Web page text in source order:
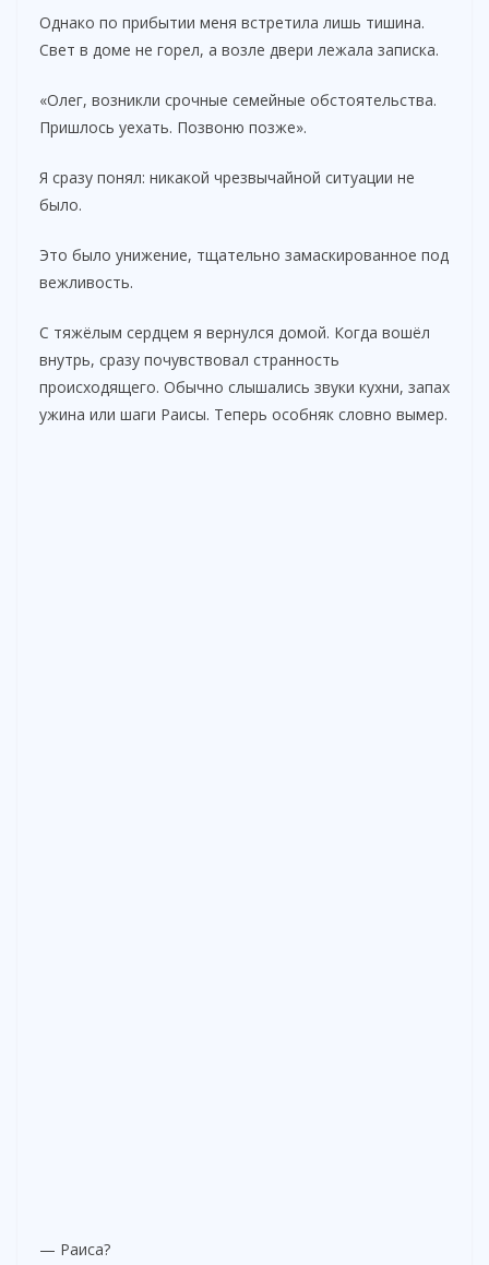
Однако по прибытии меня встретила лишь тишина.
Свет в доме не горел, а возле двери лежала записка.
«Олег, возникли срочные семейные обстоятельства.
Пришлось уехать. Позвоню позже».
Я сразу понял: никакой чрезвычайной ситуации не
было.
Это было унижение, тщательно замаскированное под
вежливость.
С тяжёлым сердцем я вернулся домой. Когда вошёл
внутрь, сразу почувствовал странность
происходящего. Обычно слышались звуки кухни, запах
ужина или шаги Раисы. Теперь особняк словно вымер.
— Раиса?